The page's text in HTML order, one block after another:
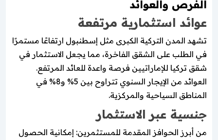
الفرص والعوائد
عوائد استثمارية مرتفعة
تشهد المدن التركية الكبرى مثل إسطنبول ارتفاعًا مستمرًا
في الطلب على الشقق الفاخرة، مما يجعل الاستثمار في
شقق تركيا للإماراتيين فرصة واعدة للعائد المرتفع.
العوائد من الإيجار السنوي تتراوح بين 5% و8% في
المناطق السياحية والمركزية.
جنسية عبر الاستثمار
من أبرز الحوافز المقدمة للمستثمرين: إمكانية الحصول